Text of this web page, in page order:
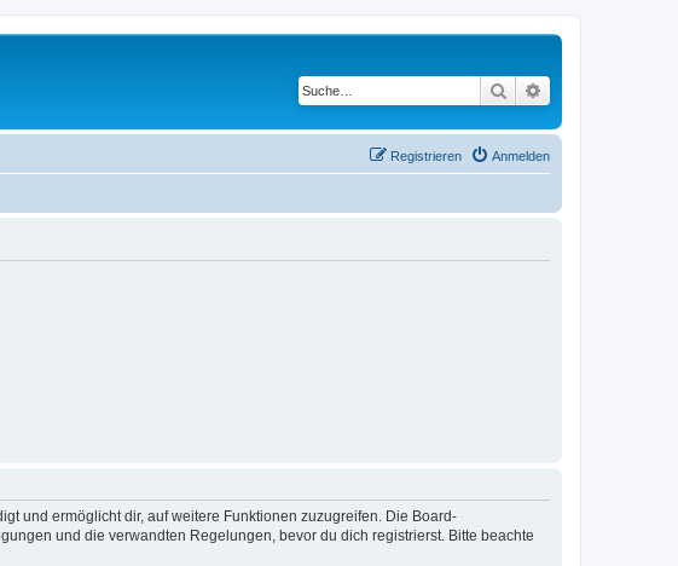
Suche
Anmelden
Registrieren
und ermöglicht dir, auf weitere Funktionen zuzugreifen. Die Board-
und die verwandten Regelungen, bevor du dich registrierst. Bitte beachte